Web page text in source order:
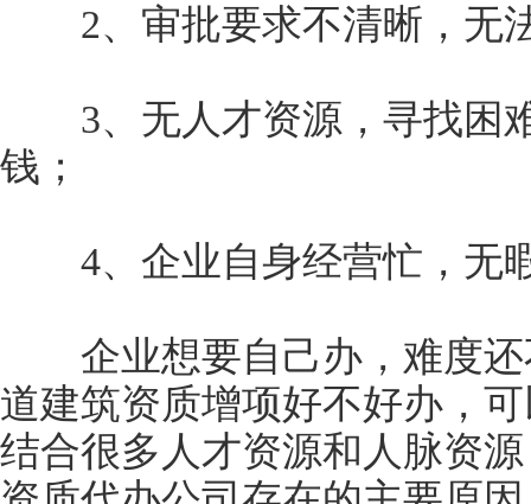
2、审批要求不清晰，无
3、无人才资源，寻找困
钱；
4、企业自身经营忙，无
企业想要自己办，难度还
道建筑资质增项好不好办，
结合很多人才资源和人脉资